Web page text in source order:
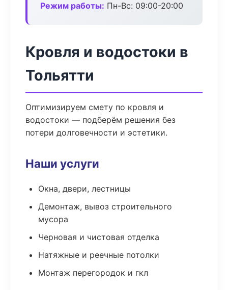
Режим работы: Пн-Вс: 09:00-20:00
Кровля и водостоки в
Тольятти
Оптимизируем смету по кровля и
водостоки — подберём решения без
потери долговечности и эстетики.
Наши услуги
Окна, двери, лестницы
Демонтаж, вывоз строительного
мусора
Черновая и чистовая отделка
Натяжные и реечные потолки
Монтаж перегородок и гкл